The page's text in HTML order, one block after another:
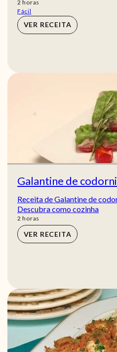
2 horas
horas
Fácil
VER RECEITA
Galantine de
Receita de Galantine de
Descubra como cozinha
2 horas
horas
VER RECEITA